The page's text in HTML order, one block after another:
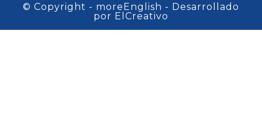
© Copyright - moreEnglish - Desarrollado
por ElCreativo